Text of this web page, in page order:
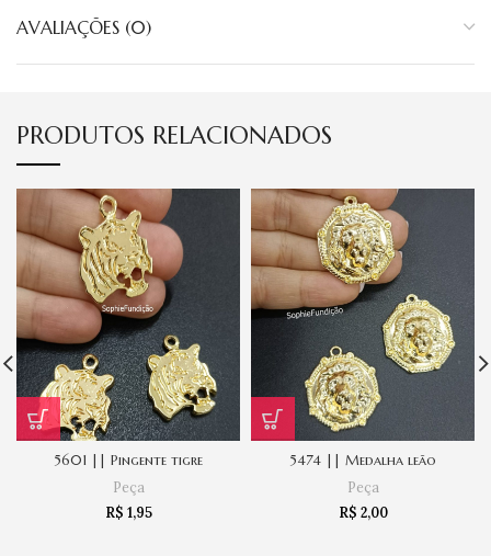
AVALIAÇÕES (0)
PRODUTOS RELACIONADOS
5601 || Pingente tigre
Peça
R$ 1,95
5474 || Medalha leão
Peça
R$ 2,00